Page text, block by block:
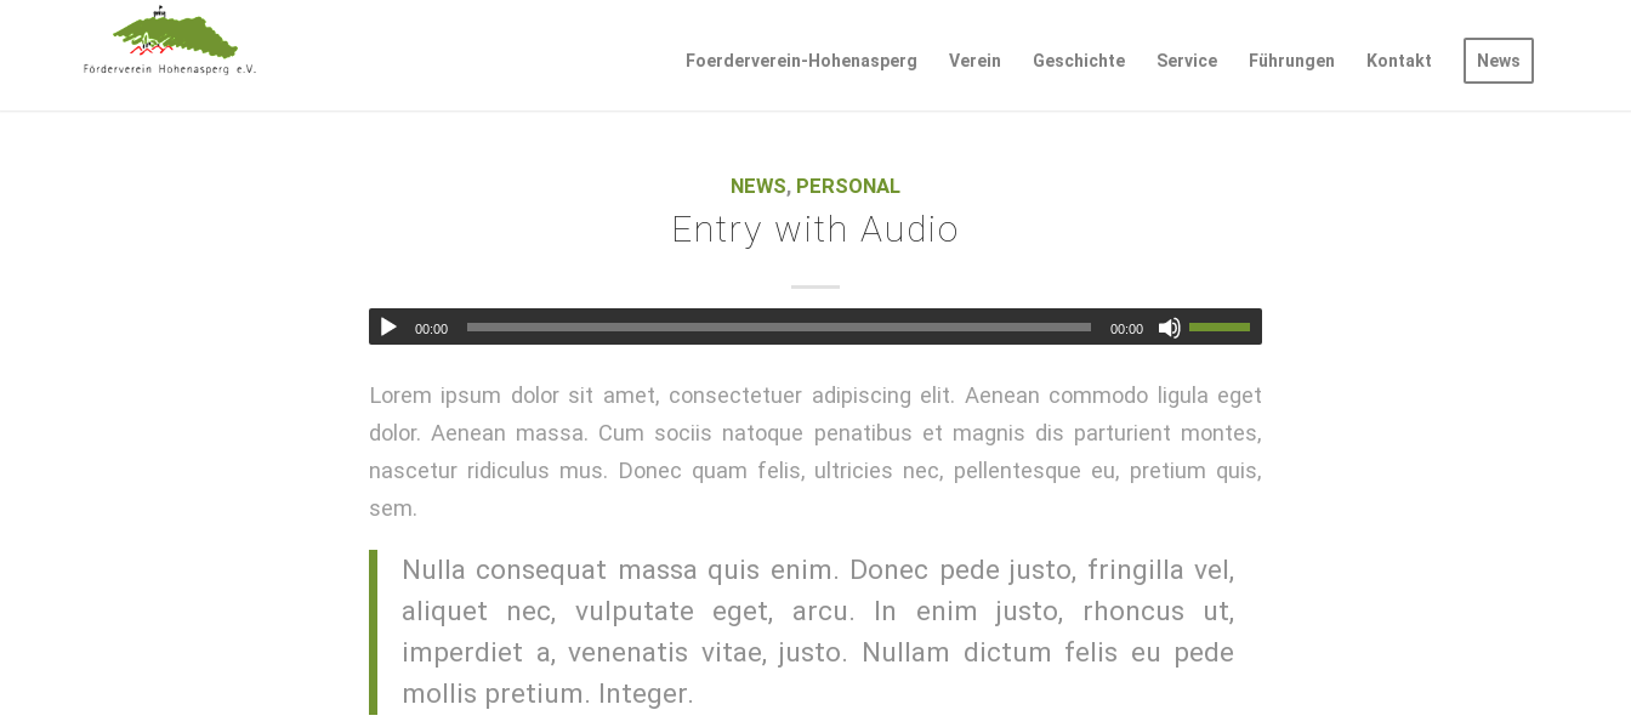
Foerderverein-Hohenasperg Verein Geschichte Service Führungen Kontakt News
NEWS, PERSONAL
Entry with Audio
00:00 00:00
Lorem ipsum dolor sit amet, consectetuer adipiscing elit. Aenean commodo ligula eget
dolor. Aenean massa. Cum sociis natoque penatibus et magnis dis parturient montes,
nascetur ridiculus mus. Donec quam felis, ultricies nec, pellentesque eu, pretium quis,
sem.
Nulla consequat massa quis enim. Donec pede justo, fringilla vel,
aliquet nec, vulputate eget, arcu. In enim justo, rhoncus ut,
imperdiet a, venenatis vitae, justo. Nullam dictum felis eu pede
mollis pretium. Integer.